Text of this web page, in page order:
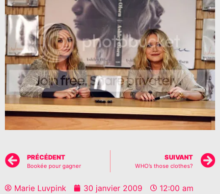
PRÉCÉDENT
Bookée pour gagner
SUIVANT
WHO’s those clothes?
Marie Luvpink 30 janvier 2009
12:00 am